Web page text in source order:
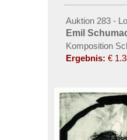
Auktion 283 -
Emil
Komposition
Ergebnis: €